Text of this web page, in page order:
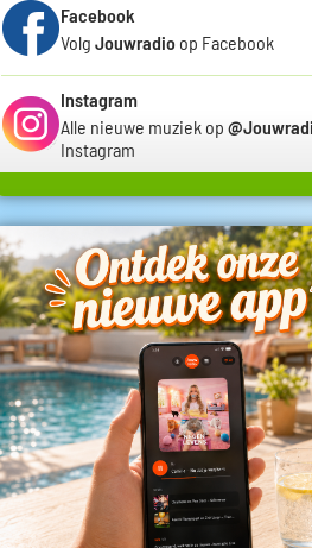
Facebook
Volg Jouwradio op Facebook
Instagram
Alle nieuwe muziek op
Instagram